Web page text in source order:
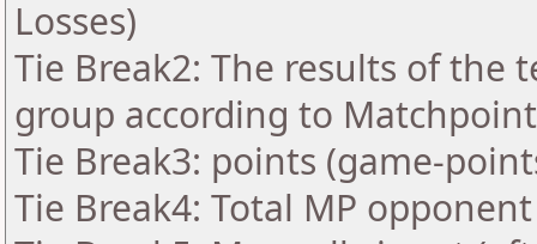
Losses)
Tie Break2: The results of the
group according to
Tie Break3: points (game-
Tie Break4: Total MP opponent